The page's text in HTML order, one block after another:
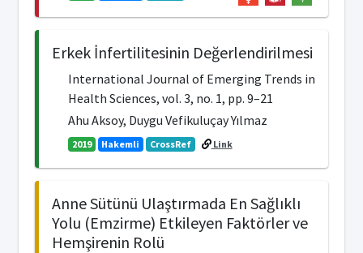
Erkek İnfertilitesinin Değerlendirilmesi
International Journal of Emerging Trends in
Health Sciences, vol. 3, no. 1, pp. 9–21
Ahu Aksoy, Duygu Vefikuluçay Yılmaz
2019 Hakemli CrossRef Link
Anne Sütünü Ulaştırmada En Sağlıklı
Yolu (Emzirme) Etkileyen Faktörler ve
Hemşirenin Rolü